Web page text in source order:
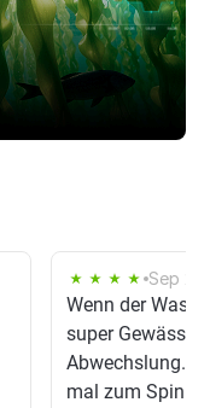
Sep
Wenn der
super Gewässer
Abwechslung.
mal zum